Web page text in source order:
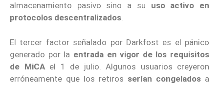
almacenamiento pasivo sino a su uso activo en
protocolos descentralizados.
El tercer factor señalado por Darkfost es el pánico
generado por la entrada en vigor de los requisitos
de MiCAel 1 de julio. Algunos usuarios creyeron
erróneamente que los retiros serían congelados a